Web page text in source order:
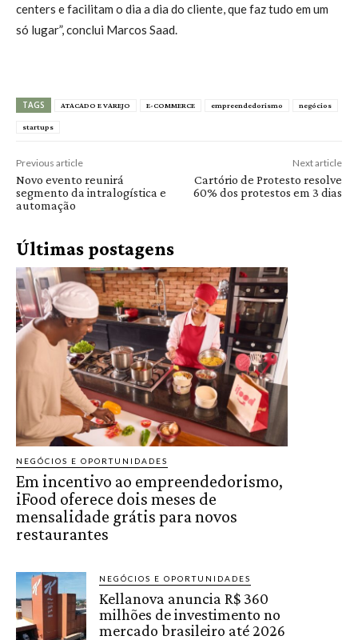
centers e facilitam o dia a dia do cliente, que faz tudo em um
só lugar”, conclui Marcos Saad.
TAGS ATACADO E VAREJO E-COMMERCE empreendedorismo negócios
startups
Previous article
Novo evento reunirá
segmento da intralogística e
automação
Next article
Cartório de Protesto resolve
60% dos protestos em 3 dias
Últimas postagens
NEGÓCIOS E OPORTUNIDADES
Em incentivo ao empreendedorismo,
iFood oferece dois meses de
mensalidade grátis para novos
restaurantes
NEGÓCIOS E OPORTUNIDADES
Kellanova anuncia R$ 360
milhões de investimento no
mercado brasileiro até 2026